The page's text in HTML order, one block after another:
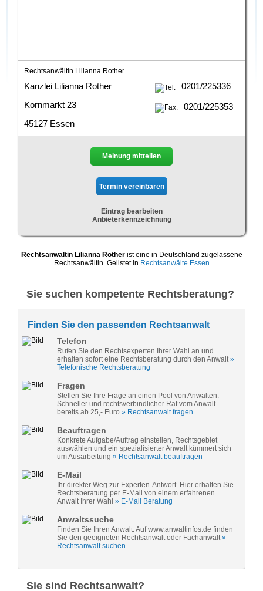
Rechtsanwältin Lilianna Rother
Kanzlei Lilianna Rother
Kornmarkt 23
45127 Essen
0201/225336
0201/225353
Meinung mitteilen
Eintrag bearbeiten
Anbieterkennzeichnung
Rechtsanwältin Lilianna Rotherist eine in Deutschland zugelassene
Rechtsanwältin. Gelistet in Rechtsanwälte Essen
Sie suchen kompetente Rechtsberatung?
Finden Sie den passenden Rechtsanwalt
Telefon
Rufen Sie den Rechtsexperten Ihrer Wahl an und
erhalten sofort eine Rechtsberatung durch den Anwalt»
Telefonische Rechtsberatung
Fragen
Stellen Sie Ihre Frage an einen Pool von Anwälten.
Schneller und rechtsverbindlicher Rat vom Anwalt
bereits ab 25,- Euro » Rechtsanwalt fragen
Beauftragen
Konkrete Aufgabe/Auftrag einstellen, Rechtsgebiet
auswählen und ein spezialisierter Anwalt kümmert sich
um Ausarbeitung » Rechtsanwalt beauftragen
E-Mail
Ihr direkter Weg zur Experten-Antwort. Hier erhalten Sie
Rechtsberatung per E-Mail von einem erfahrenen
Anwalt Ihrer Wahl » E-Mail Beratung
Anwaltssuche
Finden Sie Ihren Anwalt. Auf www.anwaltinfos.de finden
Sie den geeigneten Rechtsanwalt oder Fachanwalt»
Rechtsanwalt suchen
Sie sind Rechtsanwalt?